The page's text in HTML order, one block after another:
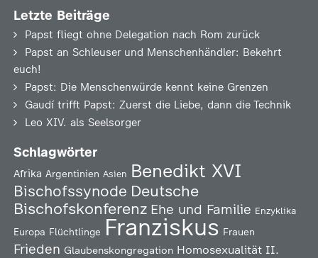
Letzte Beiträge
Papst fliegt ohne Delegation nach Rom zurück
Papst an Schleuser und Menschenhändler: Bekehrt
euch!
Papst: Die Menschenwürde kennt keine Grenzen
Gaudí trifft Papst: Zuerst die Liebe, dann die Technik
Leo XIV. als Seelsorger
Schlagwörter
Afrika Argentinien Asien Benedikt XVI
Bischofssynode Deutsche
Bischofskonferenz Ehe und Familie Enzyklika
Europa Flüchtlinge Franziskus Frauen
Frieden Glaubenskongregation Homosexualität II.